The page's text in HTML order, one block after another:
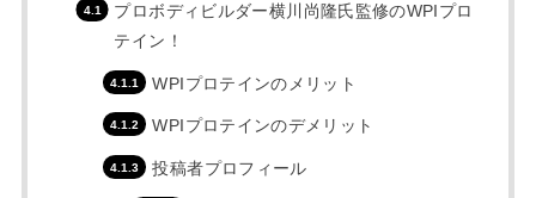
プロボディビルダー横川尚隆氏監修のWPIプロ
テイン！
WPIプロテインのメリット
WPIプロテインのデメリット
投稿者プロフィール